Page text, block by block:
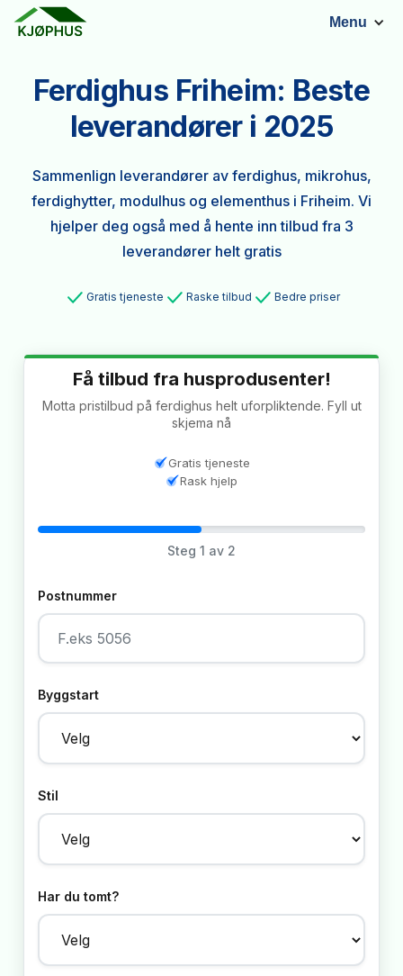
Menu
Ferdighus Friheim: Beste
leverandører i 2025
Sammenlign leverandører av ferdighus, mikrohus,
ferdighytter, modulhus og elementhus i Friheim. Vi
hjelper deg også med å hente inn tilbud fra 3
leverandører helt gratis
Gratis tjeneste Raske tilbud Bedre priser
Få tilbud fra husprodusenter!
Motta pristilbud på ferdighus helt uforpliktende. Fyll ut
skjema nå
Gratis tjeneste
Rask hjelp
Steg 1 av 2
Postnummer
Byggstart
Stil
Har du tomt?